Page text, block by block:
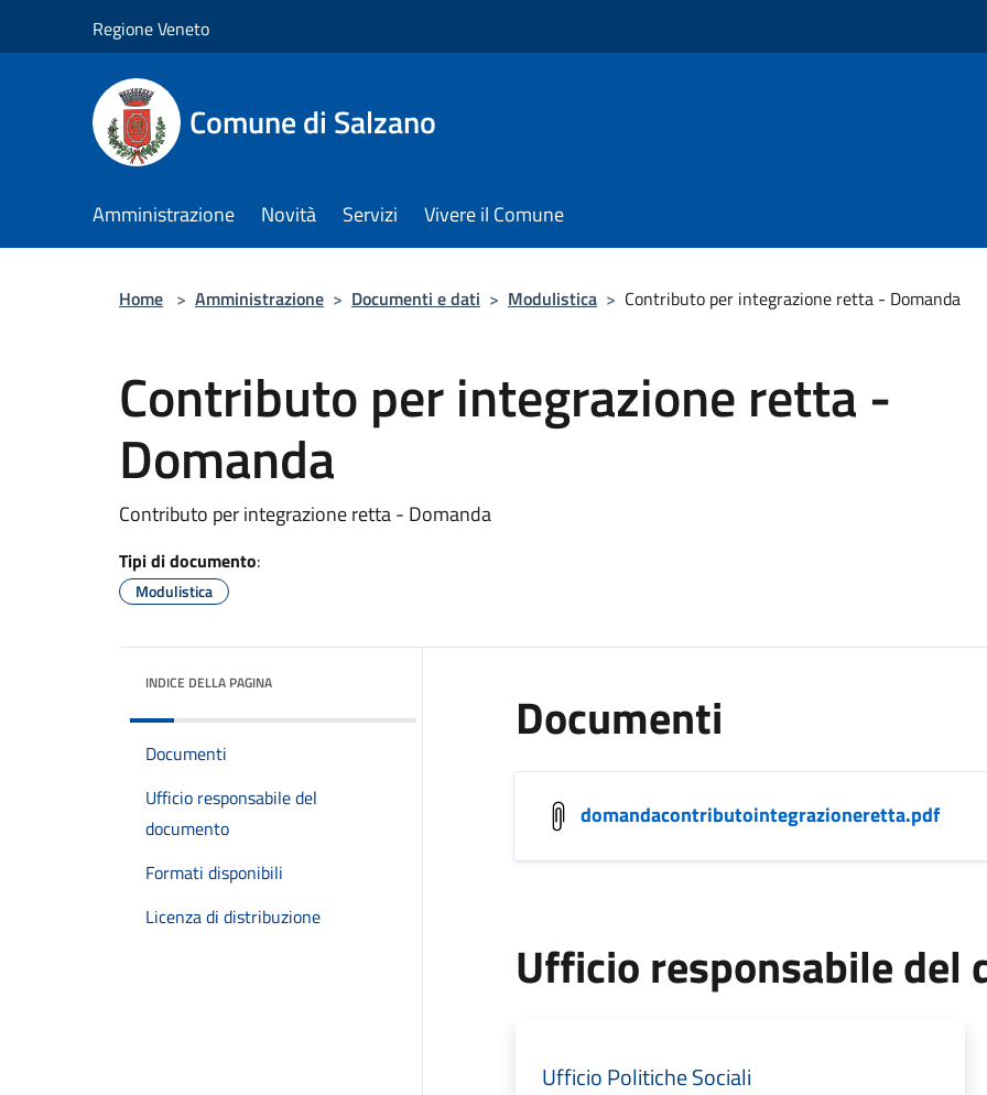
Regione Veneto
Comune di Salzano
Amministrazione Novità Servizi Vivere il Comune
Home > Amministrazione > Documenti e dati > Modulistica > Contributo per integrazione retta - Domanda
Contributo per integrazione retta -
Domanda
Contributo per integrazione retta - Domanda
Tipi di documento:
Modulistica
INDICE DELLA PAGINA
Documenti
Ufficio responsabile del
documento
Formati disponibili
Licenza di distribuzione
Documenti
domandacontributointegrazioneretta.pdf
Ufficio responsabile del
Ufficio Politiche Sociali